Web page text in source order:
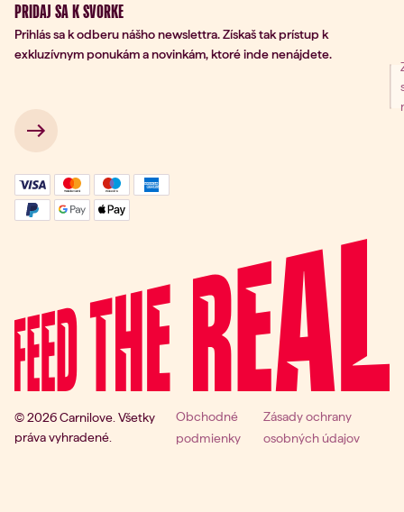
PRIDAJ SA K SVORKE
Prihlás sa k odberu nášho newslettra. Získaš tak prístup k
exkluzívnym ponukám a novinkám, ktoré inde nenájdete.
na odber
→
© 2026 Carnilove. Všetky
práva vyhradené.
Obchodné
podmienky
Zásady ochrany
osobných údajov